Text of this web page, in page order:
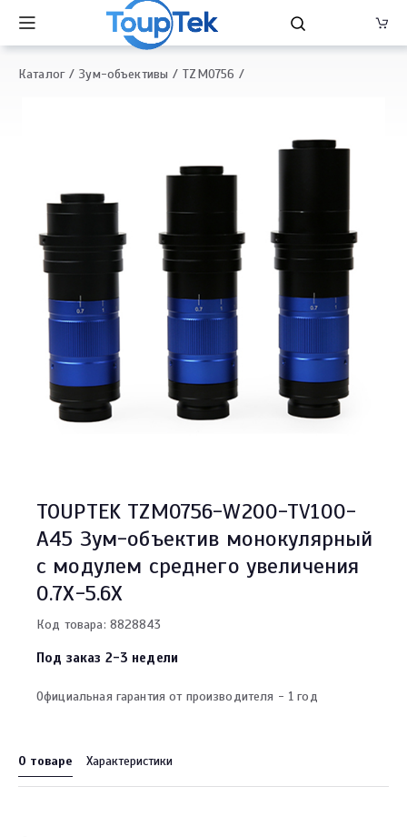
Каталог Зум-объективы TZM0756
TOUPTEK TZM0756-W200-TV100-
A45 Зум-объектив монокулярный
с модулем среднего увеличения
0.7X-5.6X
Код товара: 8828843
Под заказ 2-3 недели
Официальная гарантия от производителя - 1 год
О товаре Характеристики